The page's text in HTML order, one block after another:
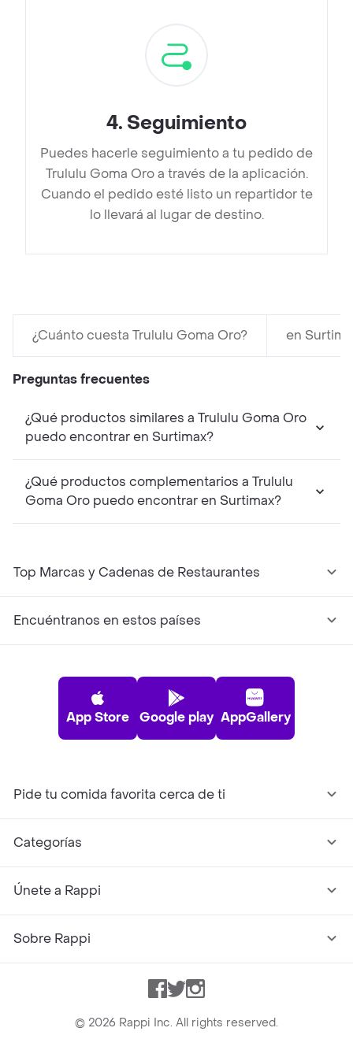
4. Seguimiento
Puedes hacerle seguimiento a tu pedido de
Trululu Goma Oro a través de la aplicación.
Cuando el pedido esté listo un repartidor te
lo llevará al lugar de destino.
¿Cuánto cuesta Trululu Goma Oro? en
Preguntas frecuentes
¿Qué productos similares a Trululu Goma Oro
puedo encontrar en Surtimax?
¿Qué productos complementarios a Trululu
Goma Oro puedo encontrar en Surtimax?
Top Marcas y Cadenas de Restaurantes
Encuéntranos en estos países
App Store Google play AppGallery
Pide tu comida favorita cerca de ti
Categorías
Únete a Rappi
Sobre Rappi
Facebook
TwitterInstagram
© 2026 Rappi Inc. All rights reserved.